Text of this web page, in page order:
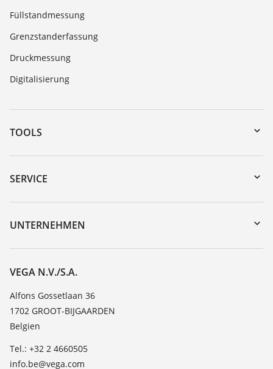
Füllstandmessung
Grenzstanderfassung
Druckmessung
Digitalisierung
TOOLS
Download-Center
Gerätesuche (Seriennummer)
DTM Collection/PACTware
SERVICE
Geräterücksendung
Trainings
Beständigkeitsliste
TeamViewer
UNTERNEHMEN
Über VEGA
Kontakt
News
Presse
Blog
VEGA N.V./S.A.
Alfons Gossetlaan 36
1702 GROOT-BIJGAARDEN
Belgien
Tel.: +32 2 4660505
info.be@vega.com